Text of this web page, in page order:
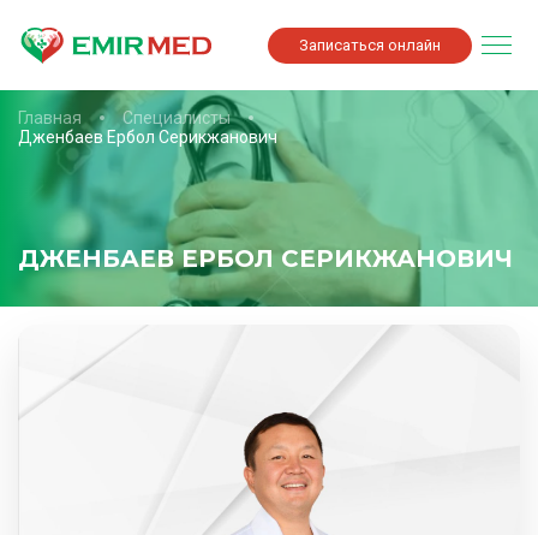
Записаться онлайн
Главная
Специалисты
Дженбаев Ербол Серикжанович
ДЖЕНБАЕВ ЕРБОЛ СЕРИКЖАНОВИЧ